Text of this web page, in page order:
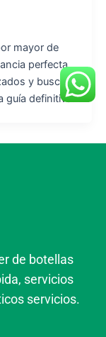
mayor de
perfecta,
y busca
guía definitiva.
de botellas
servicios
servicios.